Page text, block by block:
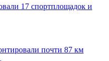
17 спортплощадок и
почти 87 км